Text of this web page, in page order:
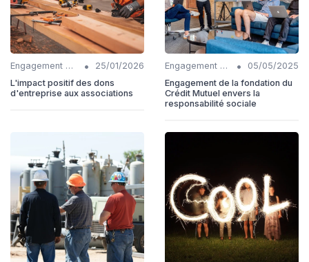
Engagement communautaire •
25/01/2026
L'impact positif des dons
d'entreprise aux associations
Engagement communautaire •
05/05/2025
Engagement de la fondation du
Crédit Mutuel envers la
responsabilité sociale